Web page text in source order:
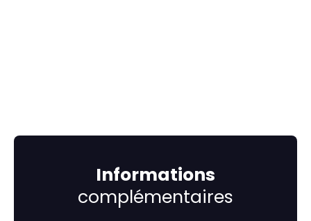
Informations
complémentaires